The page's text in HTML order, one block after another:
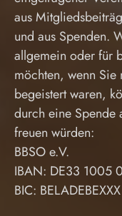
aus
und aus Spenden.
allgemein oder für
möchten, wenn Sie
begeistert waren,
durch eine Spende
freuen würden:
BBSO e.V.
IBAN: DE33 1005
BIC: BELADEBEXXX